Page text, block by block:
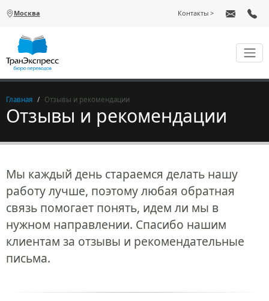
Москва Контакты
Главная Отзывы и рекомендации
Отзывы и рекомендации
Мы каждый день стараемся делать нашу
работу лучше, поэтому любая обратная
связь помогает понять, идем ли мы в
нужном направлении. Спасибо нашим
клиентам за отзывы и рекомендательные
письма.